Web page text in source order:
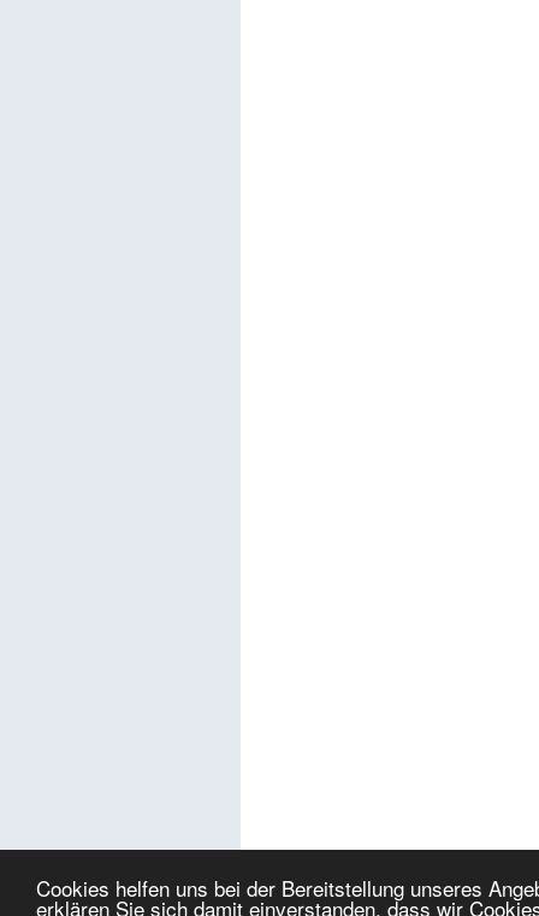
Cookies helfen uns bei der Bereitstellung unseres
erklären Sie sich damit einverstanden, dass wir